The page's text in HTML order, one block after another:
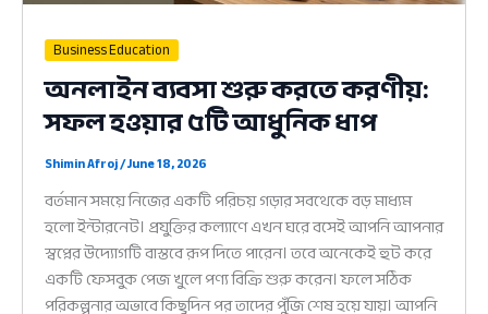
Business Education
অনলাইন ব্যবসা শুরু করতে করণীয়:
সফল হওয়ার ৫টি আধুনিক ধাপ
Shimin Afroj/June 18, 2026
বর্তমান সময়ে নিজের একটি পরিচয় গড়ার সবথেকে বড় মাধ্যম
হলো ইন্টারনেট। প্রযুক্তির কল্যাণে এখন ঘরে বসেই আপনি আপনার
স্বপ্নের উদ্যোগটি বাস্তবে রূপ দিতে পারেন। তবে অনেকেই হুট করে
একটি ফেসবুক পেজ খুলে পণ্য বিক্রি শুরু করেন। ফলে সঠিক
পরিকল্পনার অভাবে কিছুদিন পর তাদের পুঁজি শেষ হয়ে যায়। আপনি